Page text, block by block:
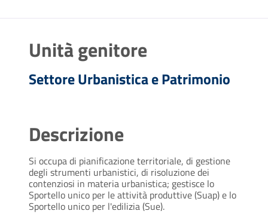
Unità genitore
Settore Urbanistica e Patrimonio
Descrizione
Si occupa di pianificazione territoriale, di gestione
degli strumenti urbanistici, di risoluzione dei
contenziosi in materia urbanistica; gestisce lo
Sportello unico per le attività produttive (Suap) e lo
Sportello unico per l'edilizia (Sue).